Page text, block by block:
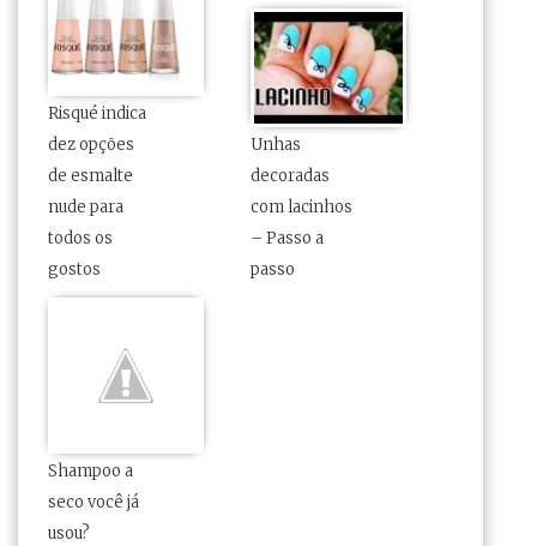
Risqué indica
dez opções
de esmalte
nude para
todos os
gostos
Unhas
decoradas
com lacinhos
– Passo a
passo
Shampoo a
seco você já
usou?